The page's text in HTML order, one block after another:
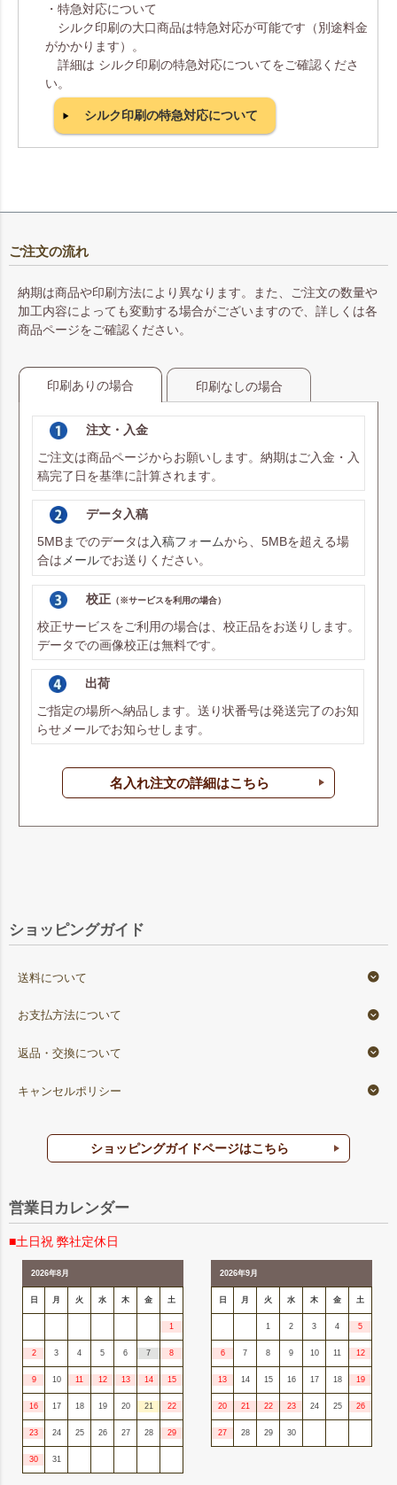
・特急対応について
シルク印刷の大口商品は特急対応が可能です（別途料金
がかかります）。
詳細は シルク印刷の特急対応についてをご確認くださ
い。
シルク印刷の特急対応について
ご注文の流れ
納期は商品や印刷方法により異なります。また、ご注文の数量や
加工内容によっても変動する場合がございますので、詳しくは各
商品ページをご確認ください。
印刷ありの場合 印刷なしの場合
注文・入金
ご注文は商品ページからお願いします。納期はご入金・入
稿完了日を基準に計算されます。
データ入稿
5MBまでのデータは入稿フォームから、5MBを超える場
合はメールでお送りください。
校正 （※サービスを利用の場合）
校正サービスをご利用の場合は、校正品をお送りします。
データでの画像校正は無料です。
出荷
ご指定の場所へ納品します。送り状番号は発送完了のお知
らせメールでお知らせします。
名入れ注文の詳細はこちら
ショッピングガイド
送料について
お支払方法について
返品・交換について
キャンセルポリシー
ショッピングガイドページはこちら
営業日カレンダー
■土日祝 弊社定休日
2026年8月
日 月 火 水 木 金 土
1
2 3 4 5 6 7 8
9 10 11 12 13 14 15
16 17 18 19 20 21 22
23 24 25 26 27 28 29
30 31
2026年9月
日 月 火 水 木 金 土
1 2 3 4 5
6 7 8 9 10 11 12
13 14 15 16 17 18 19
20 21 22 23 24 25 26
27 28 29 30